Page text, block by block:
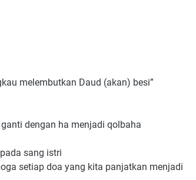
melembutkan Daud (akan) besi”
dengan ha menjadi qolbaha
sang istri
setiap doa yang kita panjatkan menjadi